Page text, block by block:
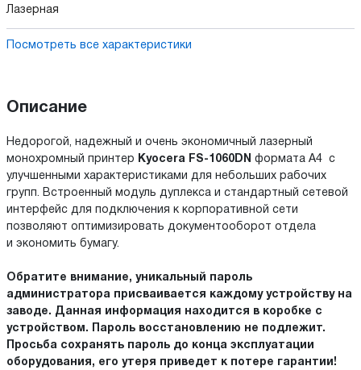
Лазерная
Посмотреть все характеристики
Описание
Недорогой, надежный и очень экономичный лазерный
монохромный принтер
Kyocera FS-1060DN формата А4 с
улучшенными характеристиками для небольших рабочих
групп. Встроенный модуль дуплекса и стандартный сетевой
интерфейс для подключения к корпоративной сети
позволяют оптимизировать документооборот отдела
и экономить бумагу.
Обратите внимание, уникальный пароль
администратора присваивается каждому устройству на
заводе. Данная информация находится в коробке с
устройством. Пароль восстановлению не подлежит.
Просьба сохранять пароль до конца эксплуатации
оборудования, его утеря приведет к потере гарантии!